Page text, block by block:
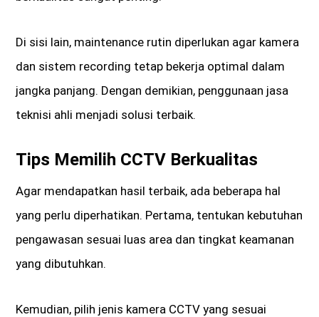
Di sisi lain, maintenance rutin diperlukan agar kamera
dan sistem recording tetap bekerja optimal dalam
jangka panjang. Dengan demikian, penggunaan jasa
teknisi ahli menjadi solusi terbaik.
Tips Memilih CCTV Berkualitas
Agar mendapatkan hasil terbaik, ada beberapa hal
yang perlu diperhatikan. Pertama, tentukan kebutuhan
pengawasan sesuai luas area dan tingkat keamanan
yang dibutuhkan.
Kemudian, pilih jenis kamera CCTV yang sesuai